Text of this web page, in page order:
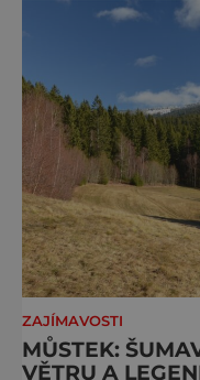
přijíždějí. Nejde
ochranu krajiny,
vlastního úspě
ZAJÍMAVOSTI
MŮSTEK:
VĚTRU A